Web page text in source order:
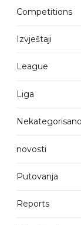
Competitions
Izvještaji
League
Liga
Nekategorisano
novosti
Putovanja
Reports